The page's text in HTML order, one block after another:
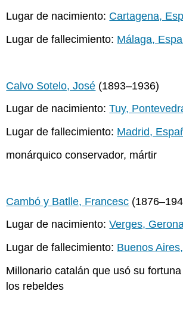
Lugar de nacimiento: Cartagena,
Lugar de fallecimiento: Málaga,
Calvo Sotelo, José (1893–1936)
Lugar de nacimiento:Tuy,
Lugar de fallecimiento: Madrid,
monárquico conservador, mártir
Cambó y Batlle, Francesc
Lugar de nacimiento:Verges,
Lugar de fallecimiento: Buenos
Millonario catalán que usó su
los rebeldes